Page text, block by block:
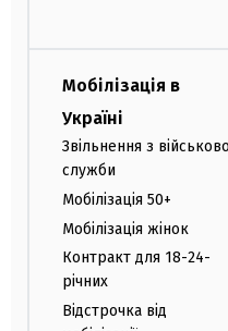
Мобілізація в
Україні
Звільнення з
служби
Мобілізація 50+
Мобілізація жінок
Контракт для 18-24-
річних
Відстрочка від